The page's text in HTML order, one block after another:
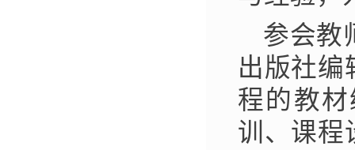
参会教
出版社编
程的教
训、课程